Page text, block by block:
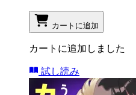
カートに追加
カートに追加しました
試し読み